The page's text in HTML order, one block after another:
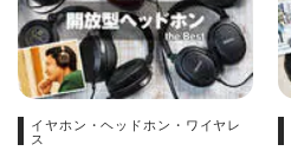
イヤホン・ヘッドホン・ワイヤレ
ス